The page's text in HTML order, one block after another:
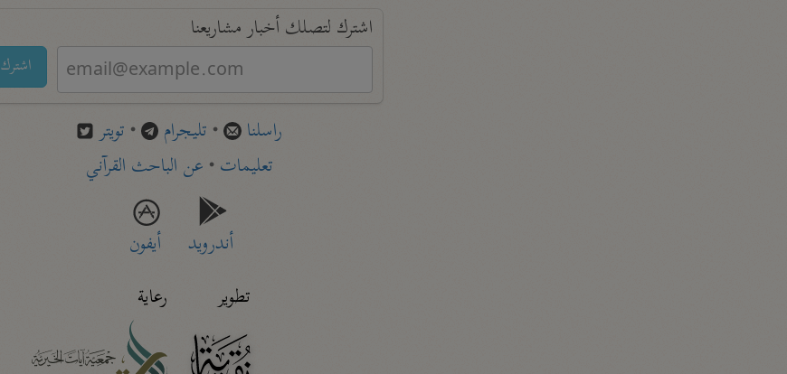
اشترك لتصلك أخبار مشاريعنا
اشترك
راسلنا • تليجرام • تويتر
تعليمات• عن الباحث القرآني
أندرويد
أيفون
تطوير
رعاية